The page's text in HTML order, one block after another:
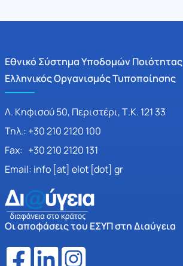
Εθνικό Σύστημα Υποδομών Ποιότητας
Ελληνικός Οργανισμός Τυποποίησης
Λ. Κηφισού 50, Περιστέρι, Τ.Κ. 121 33
Τηλ.: +30 210 2120 100
Fax: +30 210 2120 131
Email: info [at] elot [dot] gr
Οι αποφάσεις του ΕΣΥΠ στη Διαύγεια